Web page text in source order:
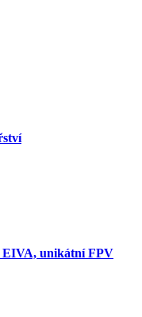
EIVA, unikátní FPV